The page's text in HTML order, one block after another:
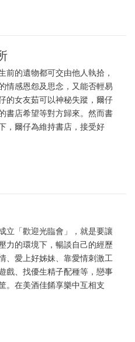
前的遺物都可交由他人執拾，
情感恩怨及思念，又能否輕易
的女友茹可以神秘失蹤，爾仔
書店希望等對方歸來。然而書
，爾仔為維持書店，接受好
立「歡迎光臨會」，就是要讓
力的環境下，暢談自己的經歷
、愛上好姊妹、靠愛情刺激工
戲、找優生精子配種等，戀事
。在美酒佳餚享樂中互相支